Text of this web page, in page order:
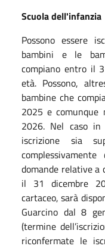
Scuola dell'infanzia
Possono essere
bambini e le
compiano entro il
età. Possono,
bambine che
2025 e
2026. Nel caso
iscrizione sia
domande relative a
il 31 dicembre
cartaceo, sarà
Guarcino dal 8
(termine
riconfermate le